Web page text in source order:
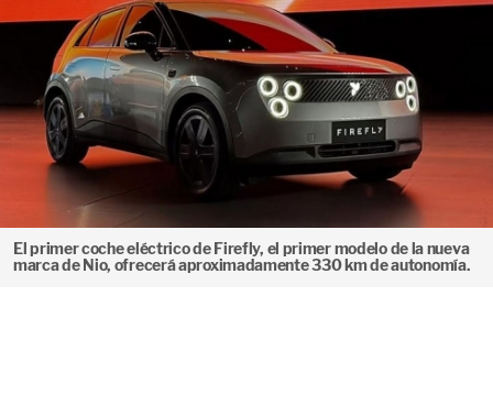
El primer coche eléctrico de Firefly, el primer modelo de la nueva
marca de Nio, ofrecerá aproximadamente 330 km de autonomía.